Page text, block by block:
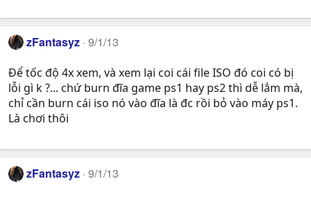
zFantasyz 9/1/13
Để tốc độ 4x xem, và xem lại coi cái file ISO đó coi có bị
lỗi gì k ?... chứ burn đĩa game ps1 hay ps2 thì dễ lắm mà,
chỉ cần burn cái iso nó vào đĩa là đc rồi bỏ vào máy ps1.
Là chơi thôi
zFantasyz 9/1/13